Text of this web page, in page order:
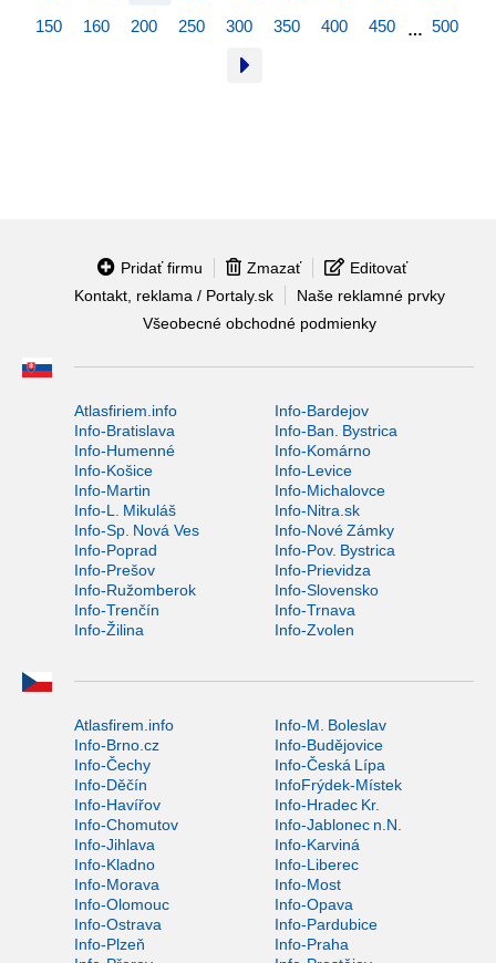
150
160 200 250 300 350 400 450 … 500
Pridať firmu Zmazať
Editovať
Kontakt, reklama / Portaly.sk
Naše reklamné prvky
Všeobecné obchodné podmienky
Atlasfiriem.info
Info-Bardejov
Info-Bratislava
Info-Ban. Bystrica
Info-Humenné
Info-Komárno
Info-Košice
Info-Levice
Info-Martin
Info-Michalovce
Info-L. Mikuláš
Info-Nitra.sk
Info-Sp. Nová Ves
Info-Nové Zámky
Info-Poprad
Info-Pov. Bystrica
Info-Prešov
Info-Prievidza
Info-Ružomberok
Info-Slovensko
Info-Trenčín
Info-Trnava
Info-Žilina
Info-Zvolen
Atlasfirem.info
Info-M. Boleslav
Info-Brno.cz
Info-Budějovice
Info-Čechy
Info-Česká Lípa
Info-Děčín
InfoFrýdek-Místek
Info-Havířov
Info-Hradec Kr.
Info-Chomutov
Info-Jablonec n.N.
Info-Jihlava
Info-Karviná
Info-Kladno
Info-Liberec
Info-Morava
Info-Most
Info-Olomouc
Info-Opava
Info-Ostrava
Info-Pardubice
Info-Plzeň
Info-Praha